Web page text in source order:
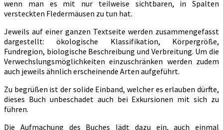
wenn man es mit nur teilweise sichtbaren, in Spalten
versteckten Fledermäusen zu tun hat.
Jeweils auf einer ganzen Textseite werden zusammengefasst
dargestellt: ökologische Klassifikation, Körpergröße,
Fundregion, biologische Beschreibung und Verbreitung. Um die
Verwechslungsmöglichkeiten einzuschränken werden zudem
auch jeweils ähnlich erscheinende Arten aufgeführt.
Zu begrüßen ist der solide Einband, welcher es erlauben dürfte,
dieses Buch unbeschadet auch bei Exkursionen mit sich zu
führen.
Die Aufmachung des Buches lädt dazu ein, auch einmal